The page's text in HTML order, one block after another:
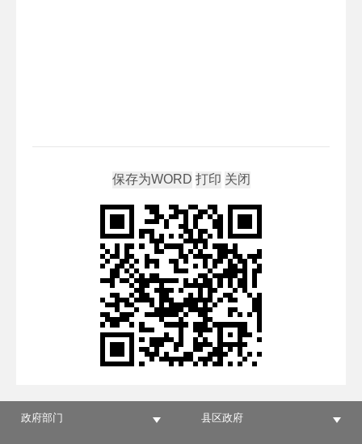
政府部门 县区政府